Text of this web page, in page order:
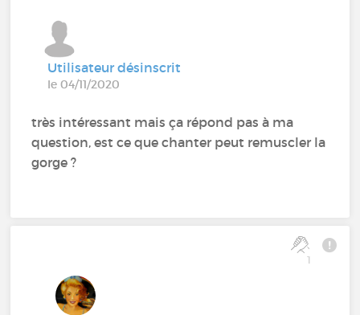
Utilisateur désinscrit
le 04/11/2020
très intéressant mais ça répond pas à ma
question, est ce que chanter peut remuscler la
gorge ?
1